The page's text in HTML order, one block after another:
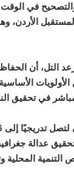
في
الأردن،
التل، أن
الأساسية
في تحقيق
تحقيق عدالة
بما يسهم بتعزيز فرص